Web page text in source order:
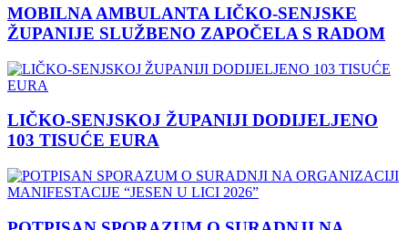
MOBILNA AMBULANTA LIČKO-SENJSKE
ŽUPANIJE SLUŽBENO ZAPOČELA S RADOM
LIČKO-SENJSKOJ ŽUPANIJI DODIJELJENO
103 TISUĆE EURA